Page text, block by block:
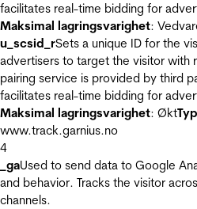
facilitates real-time bidding for
Maksimal lagringsvarighet:
u_scsid_rSets a unique ID for the
advertisers to target the visitor with
pairing service is provided by third
facilitates real-time bidding for
Maksimal lagringsvarighet: Økt
www.track.garnius.no
4
_gaUsed to send data to Google
and behavior. Tracks the visitor
channels.